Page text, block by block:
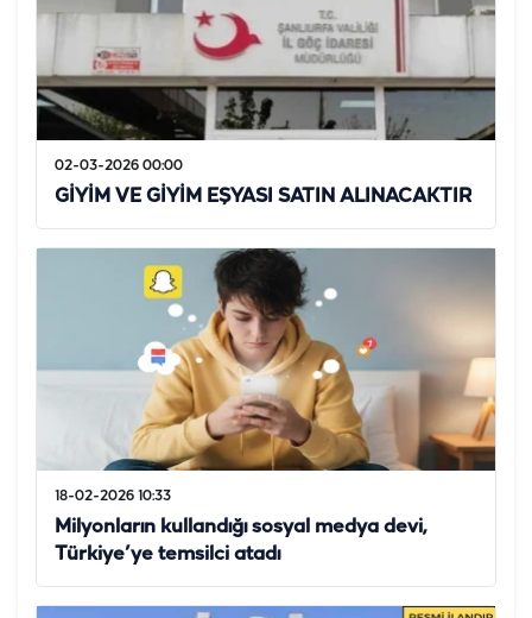
02-03-2026 00:00
GİYİM VE GİYİM EŞYASI SATIN ALINACAKTIR
18-02-2026 10:33
Milyonların kullandığı sosyal medya devi,
Türkiye’ye temsilci atadı